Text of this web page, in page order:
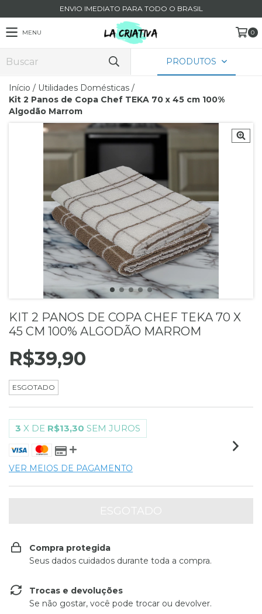
ENVIO IMEDIATO PARA TODO O BRASIL
MENU 0
PRODUTOS
Início / Utilidades Domésticas /
Kit 2 Panos de Copa Chef TEKA 70 x 45 cm 100%
Algodão Marrom
KIT 2 PANOS DE COPA CHEF TEKA 70 X
45 CM 100% ALGODÃO MARROM
R$39,90
ESGOTADO
3 X DE R$13,30 SEM JUROS
VER MEIOS DE PAGAMENTO
Compra protegida
Seus dados cuidados durante toda a compra.
Trocas e devoluções
Se não gostar, você pode trocar ou devolver.